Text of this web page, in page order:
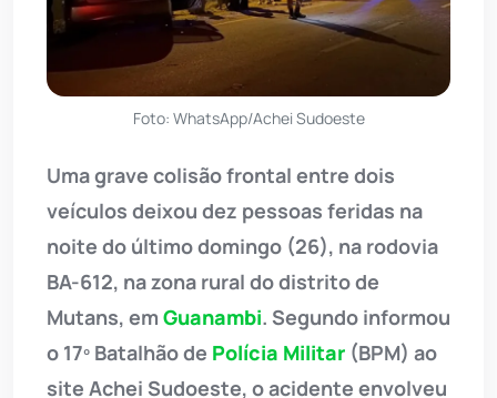
Foto: WhatsApp/Achei Sudoeste
Uma grave colisão frontal entre dois
veículos deixou dez pessoas feridas na
noite do último domingo (26), na rodovia
BA-612, na zona rural do distrito de
Mutans, em Guanambi. Segundo informou
o 17º Batalhão de Polícia Militar (BPM) ao
site Achei Sudoeste, o acidente envolveu